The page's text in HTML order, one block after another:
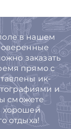
в нашем
заказать
прямо с
ик-
и
сможете
хорошей
отдыха!